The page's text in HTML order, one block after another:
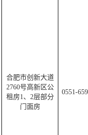
合肥市创新大道
2760号高新区公
租房1、 2层部分
门面房
0551-